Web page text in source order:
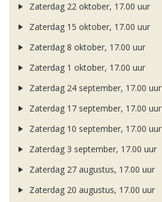
Zaterdag 22 oktober, 17.00 uur
Zaterdag 15 oktober, 17.00 uur
Zaterdag 8 oktober, 17.00 uur
Zaterdag 1 oktober, 17.00 uur
Zaterdag 24 september, 17.00 uur
Zaterdag 17 september, 17.00 uur
Zaterdag 10 september, 17.00 uur
Zaterdag 3 september, 17.00 uur
Zaterdag 27 augustus, 17.00 uur
Zaterdag 20 augustus, 17.00 uur